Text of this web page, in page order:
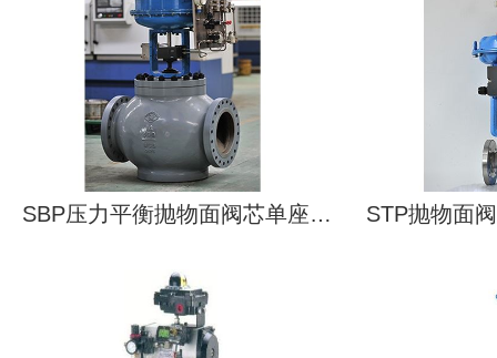
SBP压力平衡抛物面阀芯单座笼式... STP抛物面